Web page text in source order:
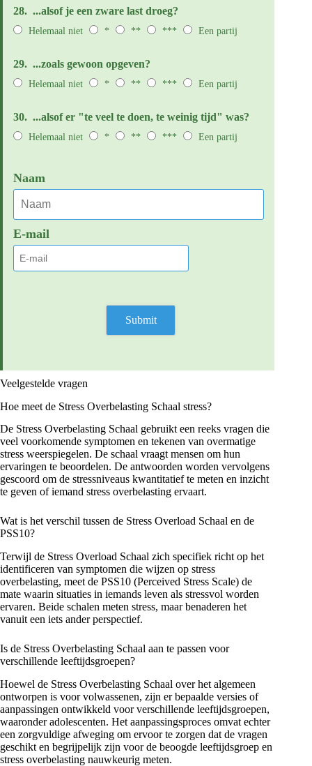
28. ...alsof je een zware last droeg?
Helemaal niet * ** *** Een partij
29. ...zoals gewoon opgeven?
Helemaal niet * ** *** Een partij
30. ...alsof er "te veel te doen, te weinig tijd" was?
Helemaal niet * ** *** Een partij
Naam
E-mail
Veelgestelde vragen
Hoe meet de Stress Overbelasting Schaal stress?
De Stress Overbelasting Schaal gebruikt een reeks vragen die
veel voorkomende symptomen en tekenen van overmatige
stress weerspiegelen. De schaal vraagt mensen om hun
ervaringen te beoordelen. De antwoorden worden vervolgens
gescoord om de stressniveaus kwantitatief te meten en inzicht
te geven of iemand stress overbelasting ervaart.
Wat is het verschil tussen de Stress Overload Schaal en de
PSS10?
Terwijl de Stress Overload Schaal zich specifiek richt op het
identificeren van symptomen die wijzen op stress
overbelasting, meet de PSS10 (Perceived Stress Scale) de
mate waarin situaties in iemands leven als stressvol worden
ervaren. Beide schalen meten stress, maar benaderen het
vanuit een iets ander perspectief.
Is de Stress Overbelasting Schaal aan te passen voor
verschillende leeftijdsgroepen?
Hoewel de Stress Overbelasting Schaal over het algemeen
ontworpen is voor volwassenen, zijn er bepaalde versies of
aanpassingen ontwikkeld voor verschillende leeftijdsgroepen,
waaronder adolescenten. Het aanpassingsproces omvat echter
een zorgvuldige afweging om ervoor te zorgen dat de vragen
geschikt en begrijpelijk zijn voor de beoogde leeftijdsgroep en
stress overbelasting nauwkeurig meten.